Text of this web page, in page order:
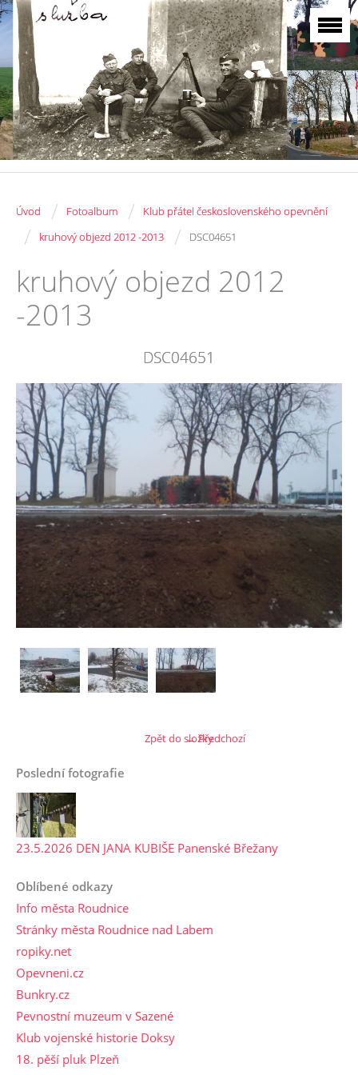
Úvod / Fotoalbum / Klub přátel československého opevnění
/ kruhový objezd 2012 -2013 / DSC04651
kruhový objezd 2012
-2013
DSC04651
← Předchozí
Zpět do složky
Poslední fotografie
23.5.2026 DEN JANA KUBIŠE Panenské Břežany
Oblíbené odkazy
Info města Roudnice
Stránky města Roudnice nad Labem
ropiky.net
Opevneni.cz
Bunkry.cz
Pevnostní muzeum v Sazené
Klub vojenské historie Doksy
18. pěší pluk Plzeň